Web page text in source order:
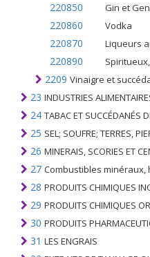
220850 Gin et
220860 Vodka
220870 Liqueurs
220890 Spiritueux,
2209 Vinaigre et succédanés
23 INDUSTRIES ALIMENTAIRES, RÉSIDUS ET
24 TABAC ET SUCCÉDANÉS
25 SEL; SOUFRE; TERRES,
26 MINERAIS, SCORIES ET
27 Combustibles minéraux, huiles minérales et produits
28 PRODUITS CHIMIQUES INORGANIQUES; COMPOSÉS ORGANIQUES ET
29 PRODUITS CHIMIQUES
30 PRODUITS
31 LES ENGRAIS